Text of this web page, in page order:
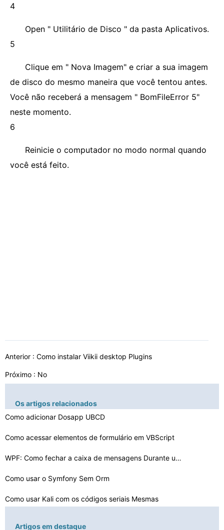
4
Open " Utilitário de Disco " da pasta Aplicativos.
5
Clique em " Nova Imagem" e criar a sua imagem
de disco do mesmo maneira que você tentou antes.
Você não receberá a mensagem " BomFileError 5"
neste momento.
6
Reinicie o computador no modo normal quando
você está feito.
Anterior : Como instalar Viikii desktop Plugins
Próximo : No
Os artigos relacionados
Como adicionar Dosapp UBCD
Como acessar elementos de formulário em VBScript
WPF: Como fechar a caixa de mensagens Durante um teste …
Como usar o Symfony Sem Orm
Como usar Kali com os códigos seriais Mesmas
Artigos em destaque